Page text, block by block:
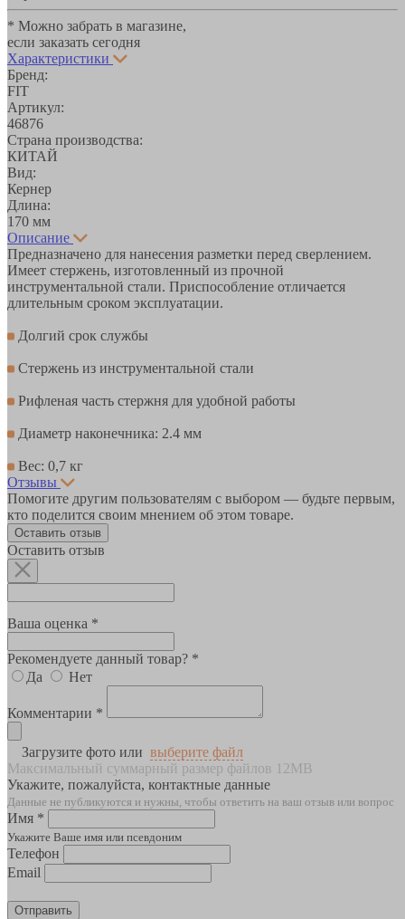
* Можно забрать в магазине,
если заказать сегодня
Характеристики
Бренд:
FIT
Артикул:
46876
Страна производства:
КИТАЙ
Вид:
Кернер
Длина:
170 мм
Описание
Предназначено для нанесения разметки перед сверлением.
Имеет стержень, изготовленный из прочной
инструментальной стали. Приспособление отличается
длительным сроком эксплуатации.
Долгий срок службы
Стержень из инструментальной стали
Рифленая часть стержня для удобной работы
Диаметр наконечника: 2.4 мм
Вес: 0,7 кг
Отзывы
Помогите другим пользователям с выбором — будьте первым,
кто поделится своим мнением об этом товаре.
Оставить отзыв
Оставить отзыв
Ваша оценка *
Рекомендуете данный товар? *
Да
Нет
Комментарии *
Загрузите фото или выберите файл
Максимальный суммарный размер файлов 12MB
Укажите, пожалуйста, контактные данные
Данные не публикуются и нужны, чтобы ответить на ваш отзыв или вопрос
Имя *
Укажите Ваше имя или псевдоним
Телефон
Email
Отправить